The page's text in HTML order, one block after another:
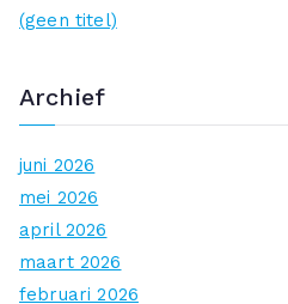
(geen titel)
Archief
juni 2026
mei 2026
april 2026
maart 2026
februari 2026